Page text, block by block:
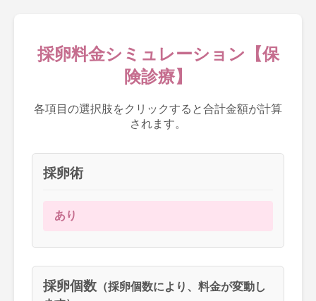
採卵料金シミュレーション【保
険診療】
各項目の選択肢をクリックすると合計金額が計算
されます。
採卵術
あり
採卵個数 （採卵個数により、料金が変動し